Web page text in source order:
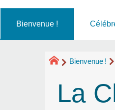
Bienvenue !
Bienvenue !
La